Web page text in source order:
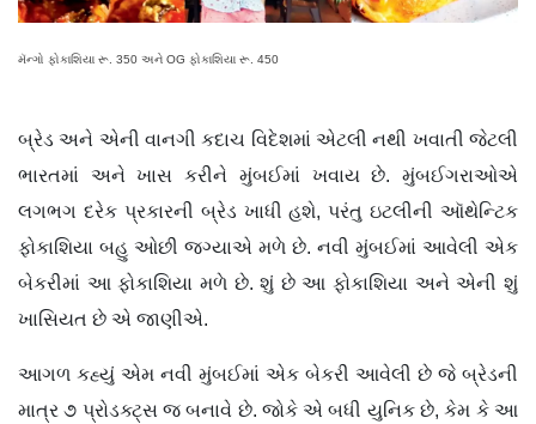
મૅન્ગો ફોકાશિયા રૂ. 350 અને OG ફોકાશિયા રૂ. 450
બ્રેડ અને એની વાનગી કદાચ વિદેશમાં એટલી નથી ખવાતી જેટલી
ભારતમાં અને ખાસ કરીને મુંબઈમાં ખવાય છે. મુંબઈગરાઓએ
લગભગ દરેક પ્રકારની બ્રેડ ખાધી હશે, પરંતુ ઇટલીની ઑથેન્ટિક
ફોકાશિયા બહુ ઓછી જગ્યાએ મળે છે. નવી મુંબઈમાં આવેલી એક
બેકરીમાં આ ફોકાશિયા મળે છે. શું છે આ ફોકાશિયા અને એની શું
ખાસિયત છે એ જાણીએ.
આગળ કહ્યું એમ નવી મુંબઈમાં એક બેકરી આવેલી છે જે બ્રેડની
માત્ર ૭ પ્રોડક્ટ્સ જ બનાવે છે. જોકે એ બધી યુનિક છે, કેમ કે આ